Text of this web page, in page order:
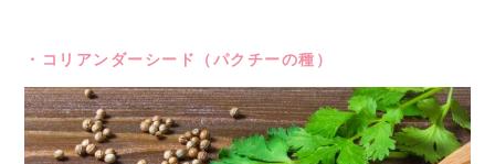
・コリアンダーシード（パクチーの種）